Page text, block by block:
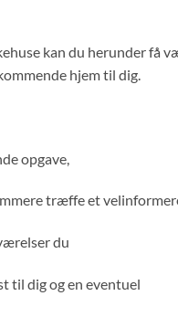
kan du herunder få
hjem til dig.
opgave,
træffe et
du
til dig og en eventuel